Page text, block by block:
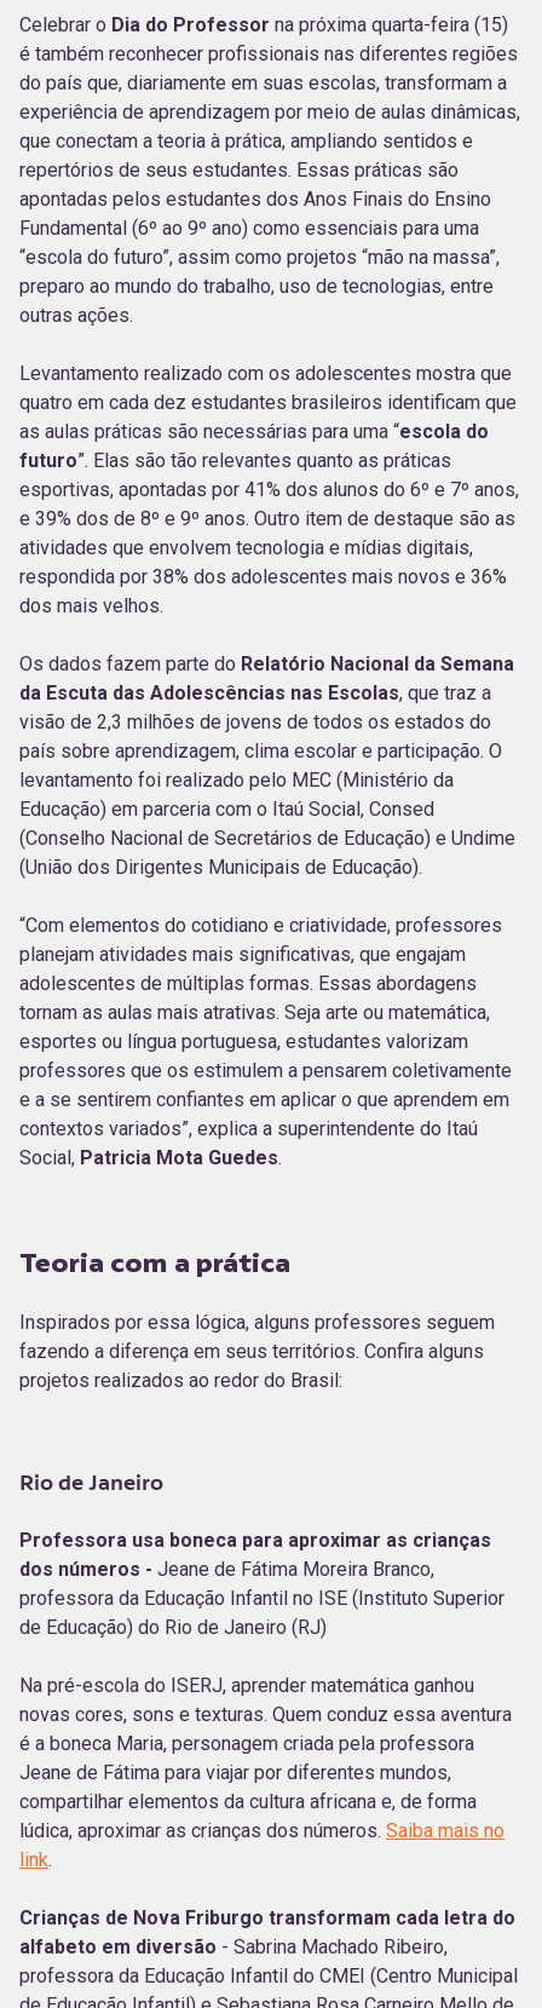
Celebrar o Dia do Professor na próxima quarta-feira (15)
é também reconhecer profissionais nas diferentes regiões
do país que, diariamente em suas escolas, transformam a
experiência de aprendizagem por meio de aulas dinâmicas,
que conectam a teoria à prática, ampliando sentidos e
repertórios de seus estudantes. Essas práticas são
apontadas pelos estudantes dos Anos Finais do Ensino
Fundamental (6º ao 9º ano) como essenciais para uma
“escola do futuro”, assim como projetos “mão na massa”,
preparo ao mundo do trabalho, uso de tecnologias, entre
outras ações.
Levantamento realizado com os adolescentes mostra que
quatro em cada dez estudantes brasileiros identificam que
as aulas práticas são necessárias para uma “escola do
futuro”. Elas são tão relevantes quanto as práticas
esportivas, apontadas por 41% dos alunos do 6º e 7º anos,
e 39% dos de 8º e 9º anos. Outro item de destaque são as
atividades que envolvem tecnologia e mídias digitais,
respondida por 38% dos adolescentes mais novos e 36%
dos mais velhos.
Os dados fazem parte do Relatório Nacional da Semana
da Escuta das Adolescências nas Escolas, que traz a
visão de 2,3 milhões de jovens de todos os estados do
país sobre aprendizagem, clima escolar e participação. O
levantamento foi realizado pelo MEC (Ministério da
Educação) em parceria com o Itaú Social, Consed
(Conselho Nacional de Secretários de Educação) e Undime
(União dos Dirigentes Municipais de Educação).
“Com elementos do cotidiano e criatividade, professores
planejam atividades mais significativas, que engajam
adolescentes de múltiplas formas. Essas abordagens
tornam as aulas mais atrativas. Seja arte ou matemática,
esportes ou língua portuguesa, estudantes valorizam
professores que os estimulem a pensarem coletivamente
e a se sentirem confiantes em aplicar o que aprendem em
contextos variados”, explica a superintendente do Itaú
Social, Patricia Mota Guedes.
Teoria com a prática
Inspirados por essa lógica, alguns professores seguem
fazendo a diferença em seus territórios. Confira alguns
projetos realizados ao redor do Brasil:
Rio de Janeiro
Professora usa boneca para aproximar as crianças
dos números - Jeane de Fátima Moreira Branco,
professora da Educação Infantil no ISE (Instituto Superior
de Educação) do Rio de Janeiro (RJ)
Na pré-escola do ISERJ, aprender matemática ganhou
novas cores, sons e texturas. Quem conduz essa aventura
é a boneca Maria, personagem criada pela professora
Jeane de Fátima para viajar por diferentes mundos,
compartilhar elementos da cultura africana e, de forma
lúdica, aproximar as crianças dos números. Saiba mais no
link.
Crianças de Nova Friburgo transformam cada letra do
alfabeto em diversão - Sabrina Machado Ribeiro,
professora da Educação Infantil do CMEI (Centro Municipal